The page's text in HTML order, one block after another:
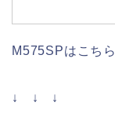
M575SPはこちら
↓ ↓ ↓